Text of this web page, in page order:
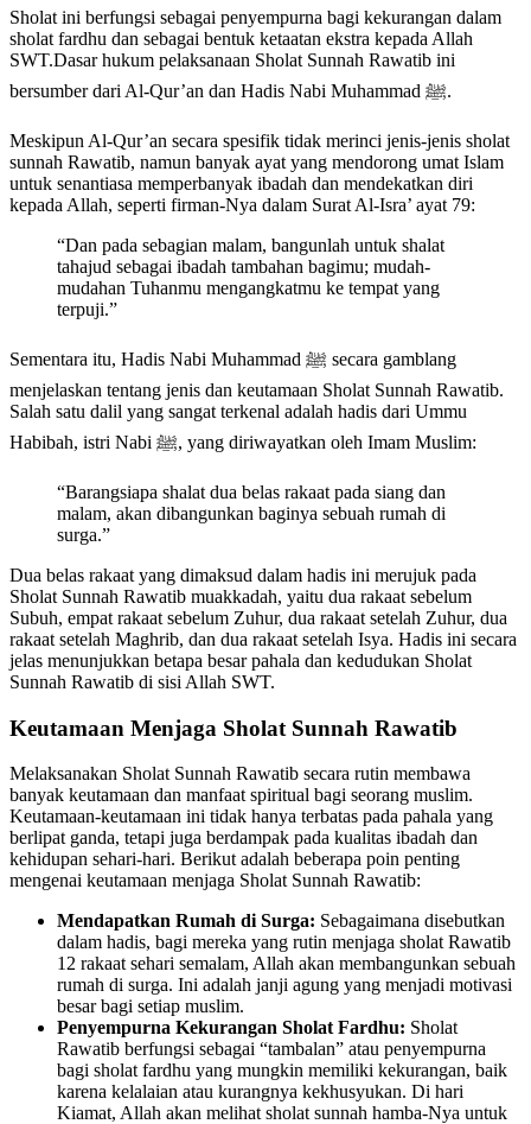
Sholat ini berfungsi sebagai penyempurna bagi kekurangan dalam
sholat fardhu dan sebagai bentuk ketaatan ekstra kepada Allah
SWT.Dasar hukum pelaksanaan Sholat Sunnah Rawatib ini
bersumber dari Al-Qur’an dan Hadis Nabi Muhammad ﷺ.
Meskipun Al-Qur’an secara spesifik tidak merinci jenis-jenis sholat
sunnah Rawatib, namun banyak ayat yang mendorong umat Islam
untuk senantiasa memperbanyak ibadah dan mendekatkan diri
kepada Allah, seperti firman-Nya dalam Surat Al-Isra’ ayat 79:
“Dan pada sebagian malam, bangunlah untuk shalat
tahajud sebagai ibadah tambahan bagimu; mudah-
mudahan Tuhanmu mengangkatmu ke tempat yang
terpuji.”
Sementara itu, Hadis Nabi Muhammad ﷺ secara gamblang
menjelaskan tentang jenis dan keutamaan Sholat Sunnah Rawatib.
Salah satu dalil yang sangat terkenal adalah hadis dari Ummu
Habibah, istri Nabi ﷺ, yang diriwayatkan oleh Imam Muslim:
“Barangsiapa shalat dua belas rakaat pada siang dan
malam, akan dibangunkan baginya sebuah rumah di
surga.”
Dua belas rakaat yang dimaksud dalam hadis ini merujuk pada
Sholat Sunnah Rawatib muakkadah, yaitu dua rakaat sebelum
Subuh, empat rakaat sebelum Zuhur, dua rakaat setelah Zuhur, dua
rakaat setelah Maghrib, dan dua rakaat setelah Isya. Hadis ini secara
jelas menunjukkan betapa besar pahala dan kedudukan Sholat
Sunnah Rawatib di sisi Allah SWT.
Keutamaan Menjaga Sholat Sunnah Rawatib
Melaksanakan Sholat Sunnah Rawatib secara rutin membawa
banyak keutamaan dan manfaat spiritual bagi seorang muslim.
Keutamaan-keutamaan ini tidak hanya terbatas pada pahala yang
berlipat ganda, tetapi juga berdampak pada kualitas ibadah dan
kehidupan sehari-hari. Berikut adalah beberapa poin penting
mengenai keutamaan menjaga Sholat Sunnah Rawatib:
Mendapatkan Rumah di Surga: Sebagaimana disebutkan
dalam hadis, bagi mereka yang rutin menjaga sholat Rawatib
12 rakaat sehari semalam, Allah akan membangunkan sebuah
rumah di surga. Ini adalah janji agung yang menjadi motivasi
besar bagi setiap muslim.
Penyempurna Kekurangan Sholat Fardhu: Sholat
Rawatib berfungsi sebagai “tambalan” atau penyempurna
bagi sholat fardhu yang mungkin memiliki kekurangan, baik
karena kelalaian atau kurangnya kekhusyukan. Di hari
Kiamat, Allah akan melihat sholat sunnah hamba-Nya untuk